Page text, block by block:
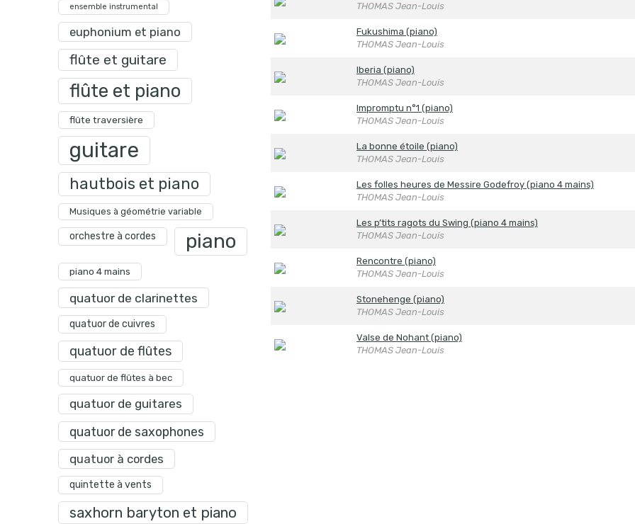
THOMAS Jean-Louis
Fukushima (piano)
THOMAS Jean-Louis
Iberia (piano)
THOMAS Jean-Louis
Impromptu n°1 (piano)
THOMAS Jean-Louis
La bonne étoile (piano)
THOMAS Jean-Louis
Les folles heures de Messire Godefroy (piano 4 mains)
THOMAS Jean-Louis
Les p’tits ragots du Swing (piano 4 mains)
THOMAS Jean-Louis
Rencontre (piano)
THOMAS Jean-Louis
Stonehenge (piano)
THOMAS Jean-Louis
Valse de Nohant (piano)
THOMAS Jean-Louis
ensemble instrumental
euphonium et piano
flûte et guitare
flûte et piano
flûte traversière
guitare
hautbois et piano
Musiques à géométrie variable
orchestre à cordes piano
piano 4 mains
quatuor de clarinettes
quatuor de cuivres
quatuor de flûtes
quatuor de flûtes à bec
quatuor de guitares
quatuor de saxophones
quatuor à cordes
quintette à vents
saxhorn baryton et piano